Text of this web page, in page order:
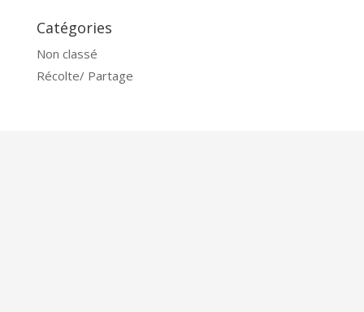
Catégories
Non classé
Récolte/ Partage